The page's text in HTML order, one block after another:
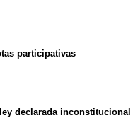
participativas
declarada inconstitucional